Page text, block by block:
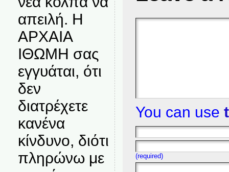
απειλή. Η
ΑΡΧΑΙΑ
ΙΘΩΜΗ σας
εγγυάται, ότι
δεν
διατρέχετε
κανένα
κίνδυνο, διότι
πληρώνω με
You can use
(required)